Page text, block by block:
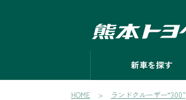
新車を探す
HOME ランドクルーザー“300”